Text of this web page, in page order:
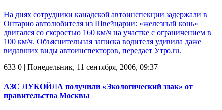
На днях сотрудники канадской автоинспекции задержали в
Онтарио автолюбителя из Швейцарии: «железный конь»
двигался со скоростью 160 км/ч на участке с ограничением в
100 км/ч. Объяснительная записка водителя удивила даже
видавших виды автоинспекторов, передает Утро.ru.
633 0 | Понедельник, 11 сентября, 2006, 09:37
АЗС ЛУКОЙЛА получили «Экологический знак» от
правительства Москвы